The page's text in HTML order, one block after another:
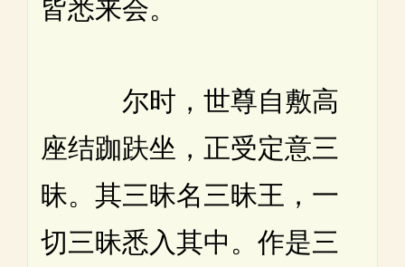
皆悉来会。
尔时，世尊自敷高
座结跏趺坐，正受定意三
昧。其三昧名三昧王，一
切三昧悉入其中。作是三